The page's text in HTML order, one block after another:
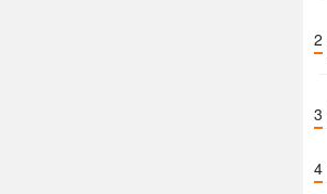
2
3
4